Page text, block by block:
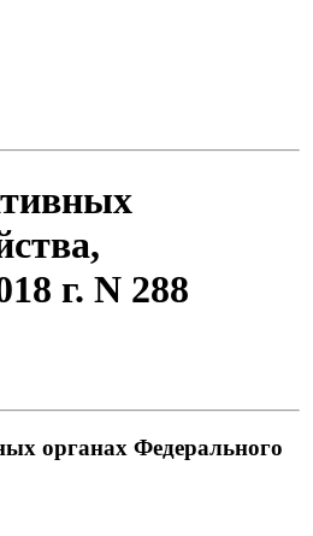
г. N 288
органах Федерального